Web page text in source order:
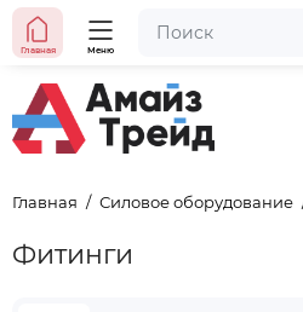
Главная Меню
Главная Силовое оборудование
Фитинги